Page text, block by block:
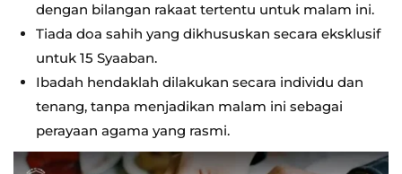
dengan bilangan rakaat tertentu untuk malam ini.
Tiada doa sahih yang dikhususkan secara eksklusif
untuk 15 Syaaban.
Ibadah hendaklah dilakukan secara individu dan
tenang, tanpa menjadikan malam ini sebagai
perayaan agama yang rasmi.